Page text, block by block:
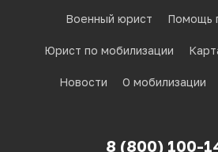
Военный юрист Помощь
Юрист по мобилизации
Новости О мобилизации
8 (800) 100-